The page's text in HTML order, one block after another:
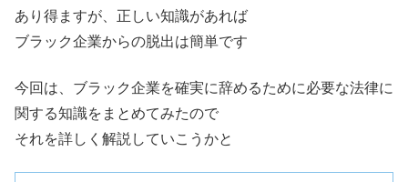
あり得ますが、正しい知識があれば
ブラック企業からの脱出は簡単です
今回は、ブラック企業を確実に辞めるために必要な法律に
関する知識をまとめてみたので
それを詳しく解説していこうかと